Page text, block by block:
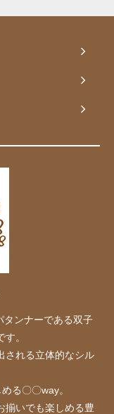
タンナーである双子
。
される立体的なシル
る〇〇way。
揃いでも楽しめる豊